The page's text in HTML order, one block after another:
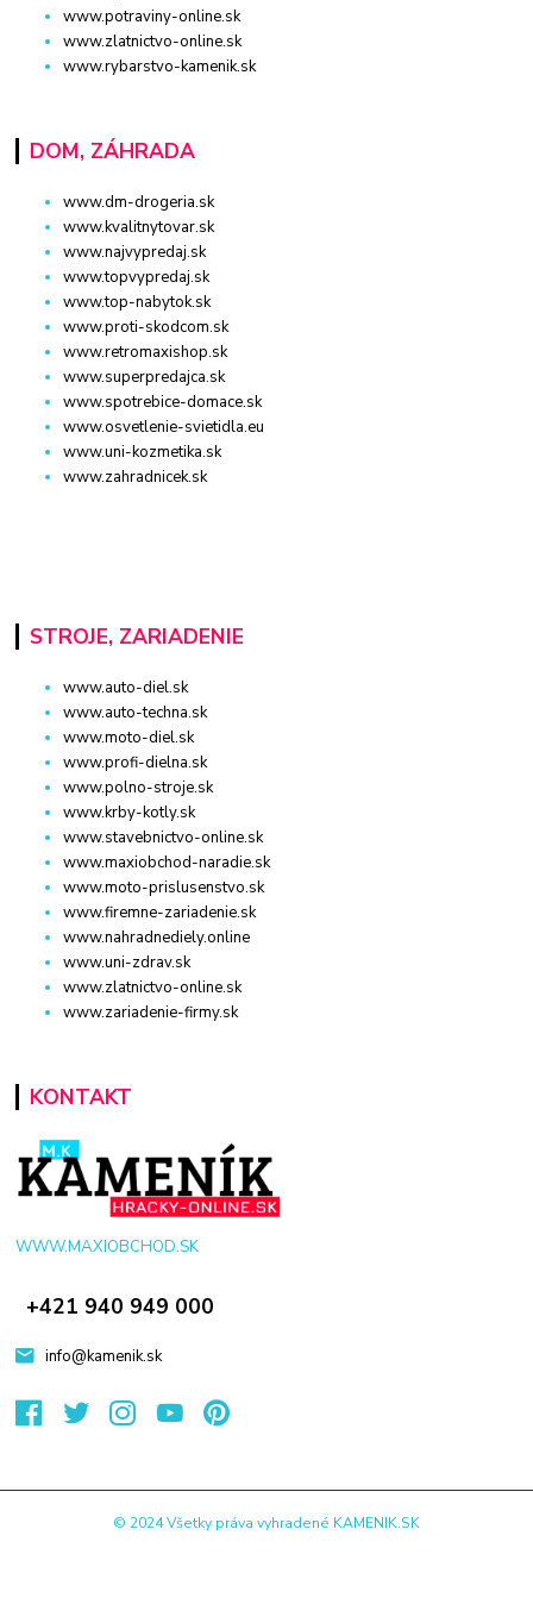
www.potraviny-online.sk
www.zlatnictvo-online.sk
www.rybarstvo-kamenik.sk
DOM, ZÁHRADA
www.dm-drogeria.sk
www.kvalitnytovar.sk
www.najvypredaj.sk
www.topvypredaj.sk
www.top-nabytok.sk
www.proti-skodcom.sk
www.retromaxishop.sk
www.superpredajca.sk
www.spotrebice-domace.sk
www.osvetlenie-svietidla.eu
www.uni-kozmetika.sk
www.zahradnicek.sk
STROJE, ZARIADENIE
www.auto-diel.sk
www.auto-techna.sk
www.moto-diel.sk
www.profi-dielna.sk
www.polno-stroje.sk
www.krby-kotly.sk
www.stavebnictvo-online.sk
www.maxiobchod-naradie.sk
www.moto-prislusenstvo.sk
www.firemne-zariadenie.sk
www.nahradnediely.online
www.uni-zdrav.sk
www.zlatnictvo-online.sk
www.zariadenie-firmy.sk
KONTAKT
WWW.MAXIOBCHOD.SK
+421 940 949 000
info@kamenik.sk
© 2024 Všetky práva vyhradené KAMENIK.SK